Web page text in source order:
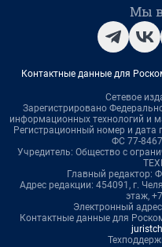
Мы в
Контактные данные для
Сетевое
Зарегистрировано
информационных технологий и
Регистрационный номер и
ФС 77-
Учредитель: Общество с
Главный редактор:
Адрес редакции: 454091, г.
этаж,
Электронный
Контактные данные для